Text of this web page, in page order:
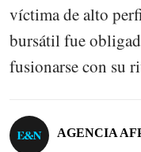
víctima de alto
bursátil fue
fusionarse con su
AGENCIA